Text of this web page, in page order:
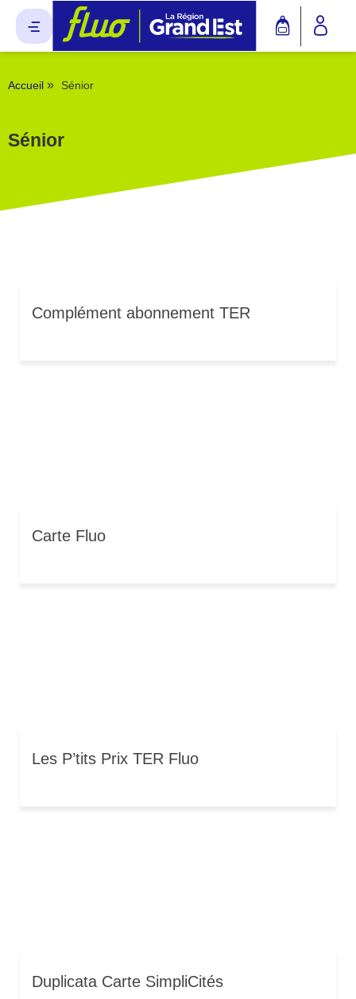
Accueil » Sénior
Sénior
Complément abonnement TER
Carte Fluo
Les P’tits Prix TER Fluo
Duplicata Carte SimpliCités
Panneau de gestion des cookies